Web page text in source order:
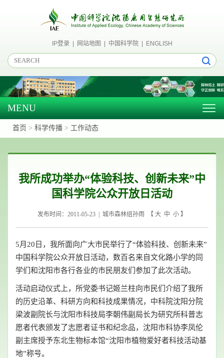
IP登录| 网站地图 中国科学院| ENGLISH
MENU
首页 > 科学传播 > 工作动态
我所成功举办“体验科技、创新未来”中
国科学院公众开放日活动
发布时间：2011-05-23 | 城市森林组孙雨 【 大 中 小 】
5月20日，我所面向广大市民举行了“体验科技、创新未来”
中国科学院公众开放日活动，数百名来自文化路小学的同
学们和沈阳市各行各业的市民朋友们参加了此次活动。
活动启动仪式上，所党委书记姬兰柱向市民们介绍了我所
的历史沿革、科研方向和科技成果情况，中科院沈阳分院
梁波副院长与沈阳市科技局李朝伟副局长为研究所科普志
愿者代表颁发了志愿者证书和纪念品，沈阳市科协李凤伦
副主席授予东北生物标本馆“沈阳市植物爱好者科技活动基
地”称号。